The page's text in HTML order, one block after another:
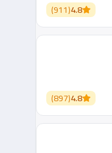
4.8
(
911
)
4.8
(
897
)